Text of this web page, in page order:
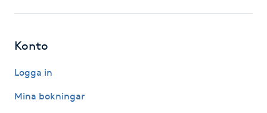
Koppningsmassage
Kosmetisk tatuering
Konto
Logga in
Mina bokningar